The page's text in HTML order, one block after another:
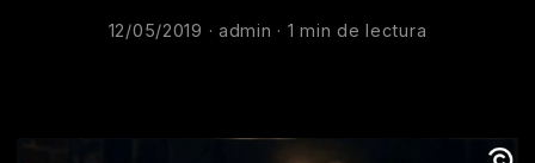
12/05/2019 · admin · 1 min de lectura